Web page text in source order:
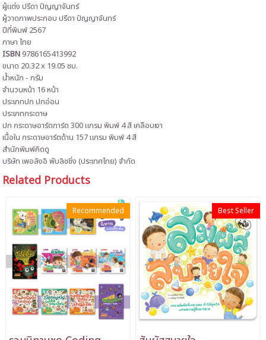
ผู้แต่ง ปรีดา ปัญญาจันทร์
ผู้วาดภาพประกอบ ปรีดา ปัญญาจันทร์
ปีที่พิมพ์ 2567
ภาษา ไทย
ISBN9786165413992
ขนาด 20.32 x 19.05 ซม.
น้ำหนัก - กรัม
จำนวนหน้า 16 หน้า
ประเภทปก ปกอ่อน
ประเภทกระดาษ
ปก กระดาษอาร์ตการ์ด 300 แกรม พิมพ์ 4 สี เคลือบเงา
เนื้อใน กระดาษอาร์ตด้าน 157 แกรม พิมพ์ 4 สี
สำนักพิมพ์คิดดู
บริษัท เพอลังอิ พับลิชชิ่ง (ประเทศไทย) จำกัด
Related Products
Recommended Best Seller